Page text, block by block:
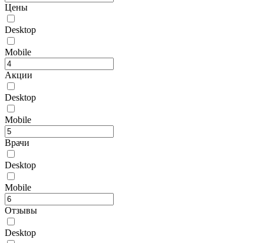
Цены
Desktop
Mobile
Акции
Desktop
Mobile
Врачи
Desktop
Mobile
Отзывы
Desktop